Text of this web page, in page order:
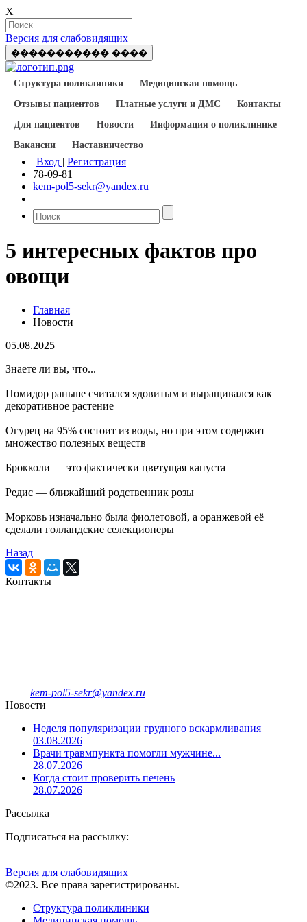
X
Версия для слабовидящих
����������� ����
Структура поликлиники
Медицинская помощь
Отзывы пациентов
Платные услуги и ДМС
Контакты
Для пациентов
Новости
Информация о поликлинике
Вакансии
Наставничество
Вход | Регистрация
78-09-81
kem-pol5-sekr@yandex.ru
5 интересных фактов про
овощи
Главная
Новости
05.08.2025
Знаете ли вы, что...
Помидор раньше считался ядовитым и выращивался как
декоративное растение
Огурец на 95% состоит из воды, но при этом содержит
множество полезных веществ
Брокколи — это фактически цветущая капуста
Редис — ближайший родственник розы
Морковь изначально была фиолетовой, а оранжевой её
сделали голландские селекционеры
Назад
Контакты
kem-pol5-sekr@yandex.ru
Новости
Неделя популяризации грудного вскармливания
03.08.2026
Врачи травмпункта помогли мужчине...
28.07.2026
Когда стоит проверить печень
28.07.2026
Рассылка
Подписаться на рассылку:
Версия для слабовидящих
©2023. Все права зарегистрированы.
Структура поликлиники